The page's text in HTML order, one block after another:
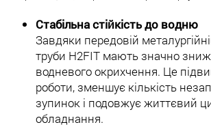
Стабільна стійкість до водню
Завдяки передовій
труби H2FIT мають значно
водневого окрихчення. Це
роботи, зменшує кількість
зупинок і подовжує життєвий
обладнання.